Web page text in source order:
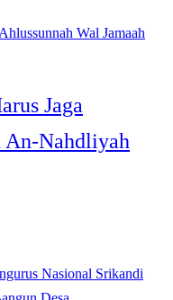
Jaga
An-Nahdliyah